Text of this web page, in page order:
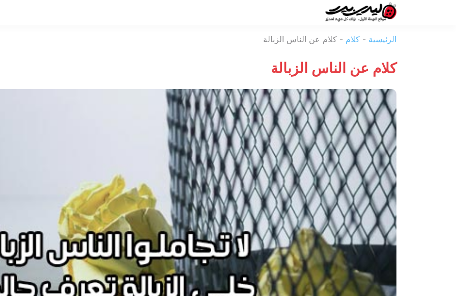
بيرد
الرئيسية - كلام - كلام عن الناس الزبالة
كلام عن الناس الزبالة